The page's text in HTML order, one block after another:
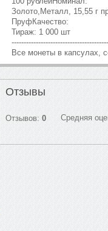
Золото,Металл, 15,55 г
ПруфКачество:
Тираж: 1 000 шт
Все монеты в капсулах,
Отзывы
Отзывов: 0 Средняя